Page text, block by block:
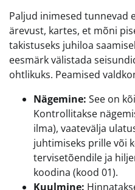
Paljud inimesed tunnevad
ärevust, kartes, et mõni
takistuseks juhiloa
eesmärk välistada
ohtlikuks. Peamised
Nägemine: See on
Kontrollitakse
ilma), vaatevälja
juhtimiseks prille või
tervisetõendile ja
koodina (kood 01).
Kuulmine: